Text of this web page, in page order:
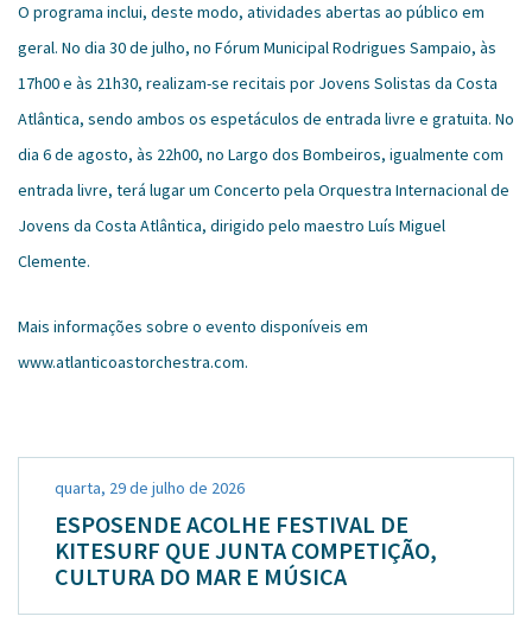
O programa inclui, deste modo, atividades abertas ao público em
geral. No dia 30 de julho, no Fórum Municipal Rodrigues Sampaio, às
17h00 e às 21h30, realizam-se recitais por Jovens Solistas da Costa
Atlântica, sendo ambos os espetáculos de entrada livre e gratuita. No
dia 6 de agosto, às 22h00, no Largo dos Bombeiros, igualmente com
entrada livre, terá lugar um Concerto pela Orquestra Internacional de
Jovens da Costa Atlântica, dirigido pelo maestro Luís Miguel
Clemente.
Mais informações sobre o evento disponíveis em
www.atlanticoastorchestra.com.
quarta, 29 de julho de 2026
ESPOSENDE ACOLHE FESTIVAL DE
KITESURF QUE JUNTA COMPETIÇÃO,
CULTURA DO MAR E MÚSICA